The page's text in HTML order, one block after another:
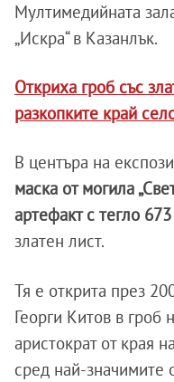
Мултимедийната
„Искра“ в Казанлък.
Откриха гроб със
разкопките край
В центъра на
маска от могила
артефакт с тегло
златен лист.
Тя е открита през
Георги Китов в гроб
аристократ от края
сред най-значимите